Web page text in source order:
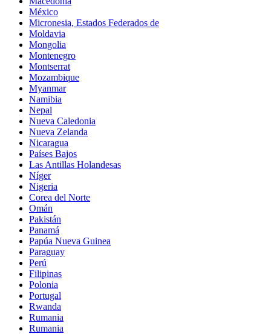
México
Micronesia, Estados Federados de
Moldavia
Mongolia
Montenegro
Montserrat
Mozambique
Myanmar
Namibia
Nepal
Nueva Caledonia
Nueva Zelanda
Nicaragua
Países Bajos
Las Antillas Holandesas
Níger
Nigeria
Corea del Norte
Omán
Pakistán
Panamá
Papúa Nueva Guinea
Paraguay
Perú
Filipinas
Polonia
Portugal
Rwanda
Rumania
Rumania